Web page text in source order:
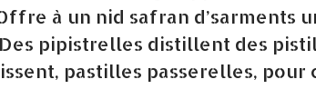
à un nid safran d’sarments
Des pipistrelles distillent des
pastilles passerelles, pour